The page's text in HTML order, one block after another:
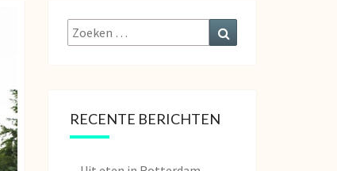
Zoeken
naar:
RECENTE BERICHTEN